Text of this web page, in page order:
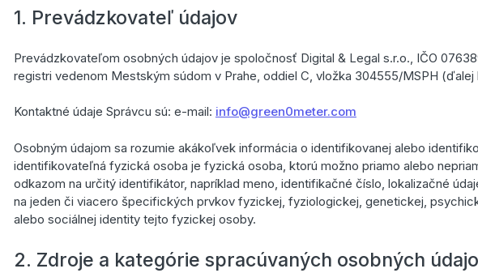
1. Prevádzkovateľ údajov
Prevádzkovateľom osobných údajov je spoločnosť Digital & Legal s.r.o., IČO
registri vedenom Mestským súdom v Prahe, oddiel C, vložka 304555/MSPH
Kontaktné údaje Správcu sú: e-mail: info@green0meter.com
Osobným údajom sa rozumie akákoľvek informácia o identifikovanej alebo
identifikovateľná fyzická osoba je fyzická osoba, ktorú možno priamo alebo
odkazom na určitý identifikátor, napríklad meno, identifikačné číslo, lokalizačné
na jeden či viacero špecifických prvkov fyzickej, fyziologickej, genetickej,
alebo sociálnej identity tejto fyzickej osoby.
2. Zdroje a kategórie spracúvaných osobných